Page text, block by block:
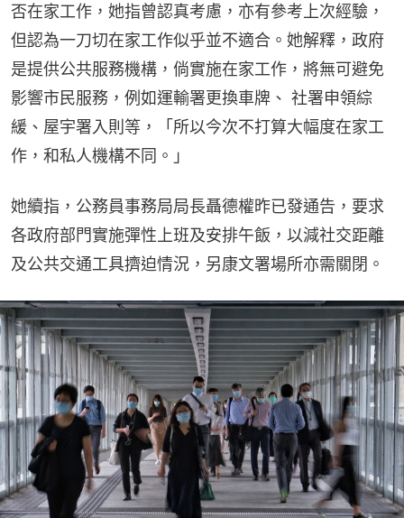
否在家工作，她指曾認真考慮，亦有參考上次經驗，
但認為一刀切在家工作似乎並不適合。她解釋，政府
是提供公共服務機構，倘實施在家工作，將無可避免
影響市民服務，例如運輸署更換車牌、 社署申領綜
緩、屋宇署入則等，「所以今次不打算大幅度在家工
作，和私人機構不同。」
她續指，公務員事務局局長聶德權昨已發通告，要求
各政府部門實施彈性上班及安排午飯，以減社交距離
及公共交通工具擠迫情況，另康文署場所亦需關閉。